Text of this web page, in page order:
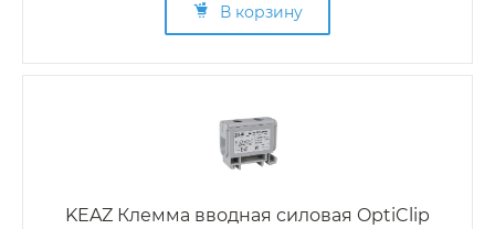
В корзину
KEAZ Клемма вводная силовая OptiClip